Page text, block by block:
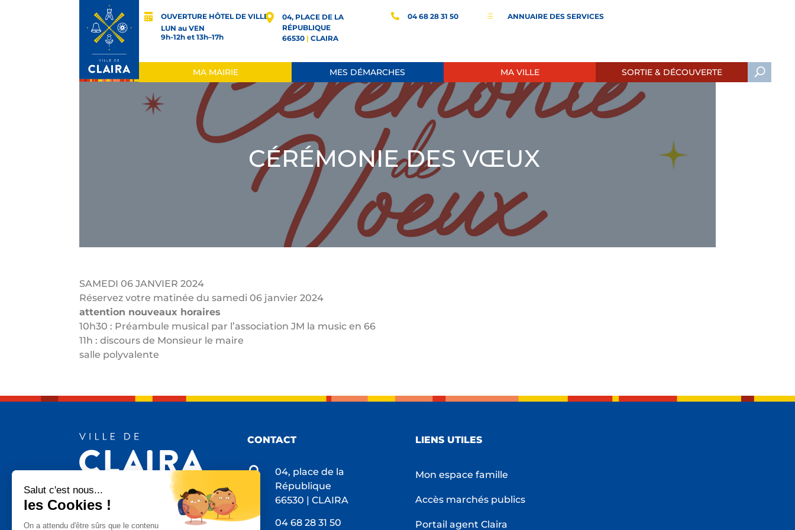
OUVERTURE HÔTEL DE VILLE
LUN au VEN
9h-12h et 13h–17h
04, PLACE DE LA
RÉPUBLIQUE
66530| CLAIRA
04 68 28 31 50 d ANNUAIRE DES SERVICES
MA MAIRIE MES DÉMARCHES MA VILLE SORTIE & DÉCOUVERTE
CÉRÉMONIE DES VŒUX
SAMEDI 06 JANVIER 2024
Réservez votre matinée du samedi 06 janvier 2024
attention nouveaux horaires
10h30 : Préambule musical par l’association JM la music en 66
11h : discours de Monsieur le maire
salle polyvalente
CONTACT

04, place de la
République
66530 | CLAIRA
 04 68 28 31 50
LIENS UTILES
Mon espace famille
Accès marchés publics
Portail agent Claira
Salut c'est nous...
les Cookies !
On a attendu d'être sûrs que le contenu